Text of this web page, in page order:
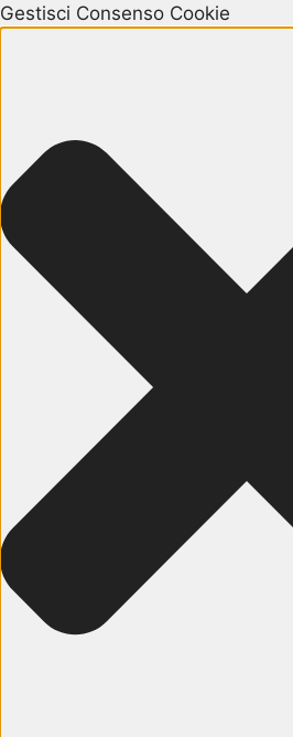
Gestisci Consenso Cookie